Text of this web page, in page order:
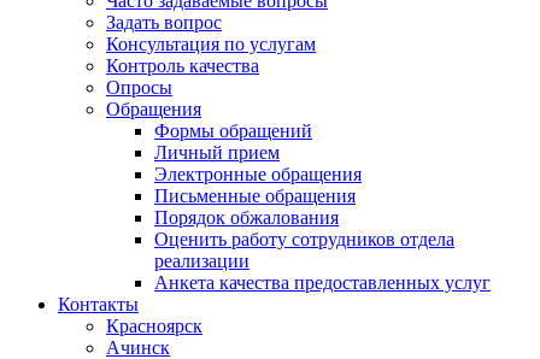
Задать вопрос
Консультация по услугам
Контроль качества
Опросы
Обращения
Формы обращений
Личный прием
Электронные обращения
Письменные обращения
Порядок обжалования
Оценить работу сотрудников отдела
реализации
Анкета качества предоставленных услуг
Контакты
Красноярск
Ачинск